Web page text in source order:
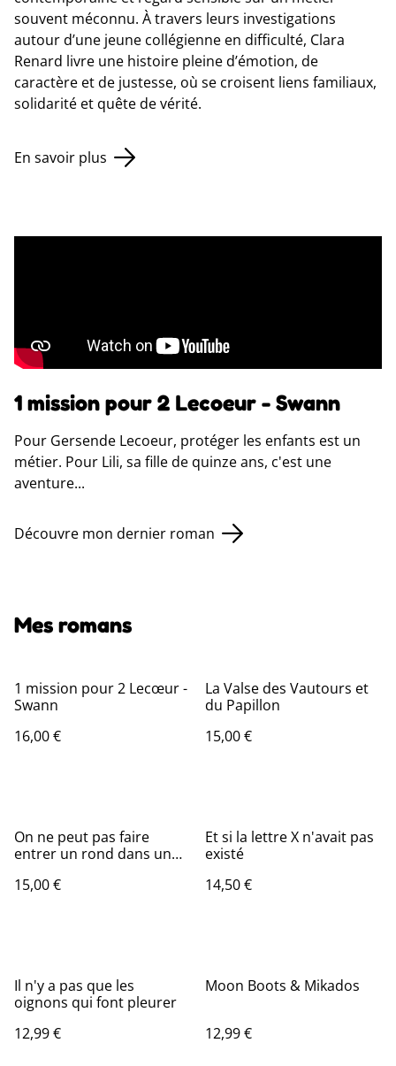
souvent méconnu. À travers leurs investigations
autour d’une jeune collégienne en difficulté, Clara
Renard livre une histoire pleine d’émotion, de
caractère et de justesse, où se croisent liens familiaux,
solidarité et quête de vérité.
En savoir plus
1 mission pour 2 Lecoeur - Swann
Pour Gersende Lecoeur, protéger les enfants est un
métier. Pour Lili, sa fille de quinze ans, c'est une
aventure...
Découvre mon dernier roman
Mes romans
1 mission pour 2 Lecœur -
Swann
16,00 €
La Valse des Vautours et
du Papillon
15,00 €
On ne peut pas faire
entrer un rond dans un
15,00 €
Et si la lettre X n'avait pas
existé
14,50 €
Il n'y a pas que les
oignons qui font pleurer
12,99 €
Moon Boots & Mikados
12,99 €